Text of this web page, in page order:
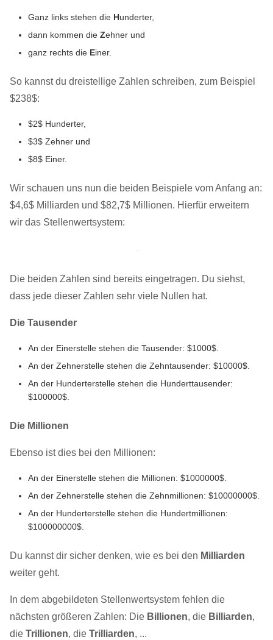
Ganz links stehen die Hunderter,
dann kommen die Zehner und
ganz rechts die Einer.
So kannst du dreistellige Zahlen schreiben, zum Beispiel
$238$:
$2$ Hunderter,
$3$ Zehner und
$8$ Einer.
Wir schauen uns nun die beiden Beispiele vom Anfang an:
$4,6$ Milliarden und $82,7$ Millionen. Hierfür erweitern
wir das Stellenwertsystem:
Die beiden Zahlen sind bereits eingetragen. Du siehst,
dass jede dieser Zahlen sehr viele Nullen hat.
Die Tausender
An der Einerstelle stehen die Tausender: $1000$.
An der Zehnerstelle stehen die Zehntausender: $10000$.
An der Hunderterstelle stehen die Hunderttausender:
$100000$.
Die Millionen
Ebenso ist dies bei den Millionen:
An der Einerstelle stehen die Millionen: $1000000$.
An der Zehnerstelle stehen die Zehnmillionen: $10000000$.
An der Hunderterstelle stehen die Hundertmillionen:
$100000000$.
Du kannst dir sicher denken, wie es bei den Milliarden
weiter geht.
In dem abgebildeten Stellenwertsystem fehlen die
nächsten größeren Zahlen: Die Billionen, die Billiarden,
die Trillionen, die Trilliarden, ...